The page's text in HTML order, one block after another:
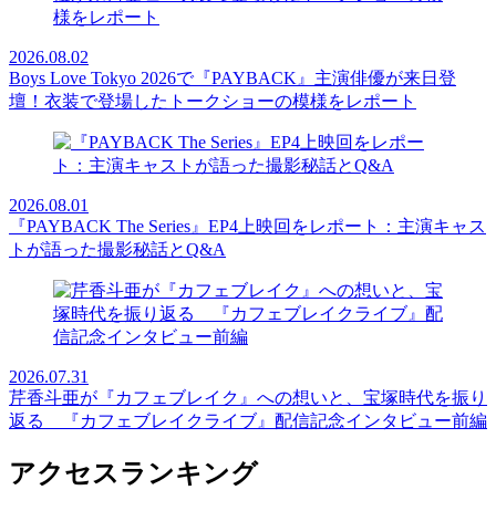
2026.08.02
Boys Love Tokyo 2026で『PAYBACK』主演俳優が来日登
壇！衣装で登場したトークショーの模様をレポート
2026.08.01
『PAYBACK The Series』EP4上映回をレポート：主演キャス
トが語った撮影秘話とQ&A
2026.07.31
芹香斗亜が『カフェブレイク』への想いと、宝塚時代を振り
返る 『カフェブレイクライブ』配信記念インタビュー前編
アクセスランキング